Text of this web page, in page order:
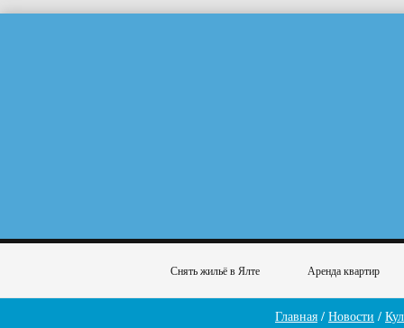
Снять жильё в Ялте Аренда квартир
Главная / Новости /